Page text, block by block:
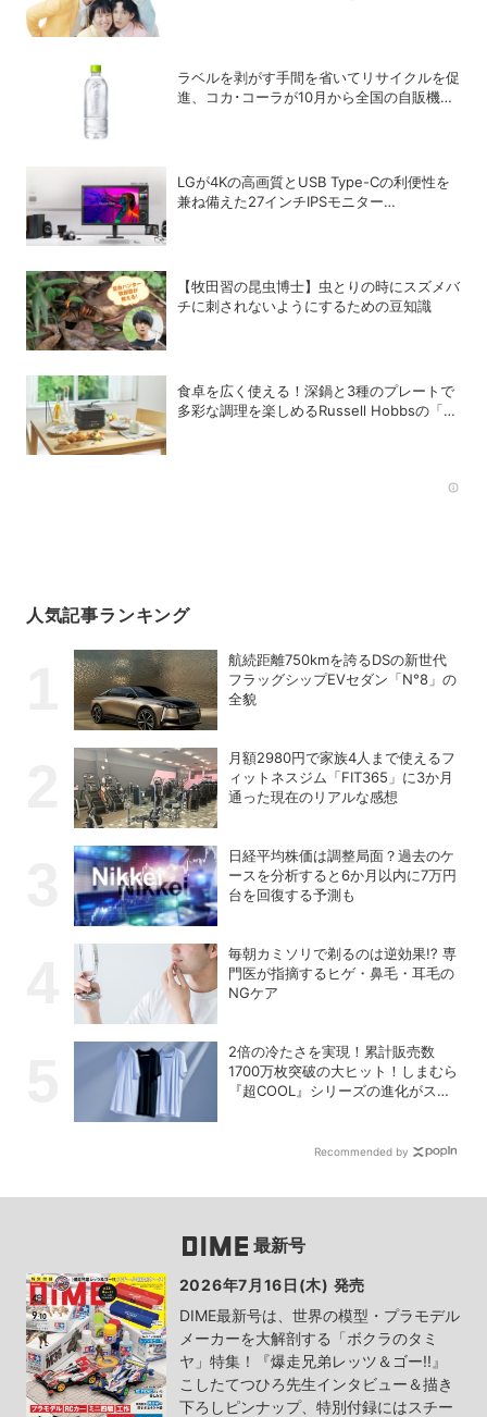
ラベルを剥がす手間を省いてリサイクルを促
進、コカ･コーラが10月から全国の自販機で
LGが4Kの高画質とUSB Type-Cの利便性を
兼ね備えた27インチIPSモニター
【牧田習の昆虫博士】虫とりの時にスズメバ
チに刺されないようにするための豆知識
食卓を広く使える！深鍋と3種のプレートで
多彩な調理を楽しめるRussell Hobbsの「キ
人気記事ランキング
航続距離750kmを誇るDSの新世代
フラッグシップEVセダン「N°8」の
全貌
月額2980円で家族4人まで使えるフ
ィットネスジム「FIT365」に3か月
通った現在のリアルな感想
日経平均株価は調整局面？過去のケ
ースを分析すると6か月以内に7万円
台を回復する予測も
毎朝カミソリで剃るのは逆効果!? 専
門医が指摘するヒゲ・鼻毛・耳毛の
NGケア
2倍の冷たさを実現！累計販売数
1700万枚突破の大ヒット！しまむら
『超COOL』シリーズの進化がスゴ
Recommended by
最新号
2026年7月16日(木) 発売
DIME最新号は、世界の模型・プラモデル
メーカーを大解剖する「ボクラのタミ
ヤ」特集！『爆走兄弟レッツ＆ゴー!!』
こしたてつひろ先生インタビュー＆描き
下ろしピンナップ、特別付録にはスチー